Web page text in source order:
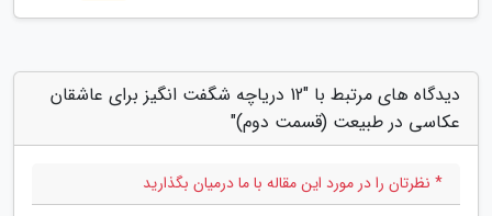
دیدگاه های مرتبط با "12 دریاچه شگفت انگیز برای عاشقان
عکاسی در طبیعت (قسمت دوم)"
* نظرتان را در مورد این مقاله با ما درمیان بگذارید